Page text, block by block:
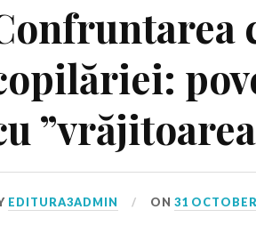
EDITURA3ADMIN ON31